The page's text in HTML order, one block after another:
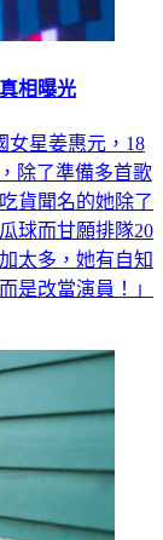
相曝光
女星姜惠元，18
除了準備多首歌
貨聞名的她除了
球而甘願排隊20
太多，她有自知
是改當演員！」